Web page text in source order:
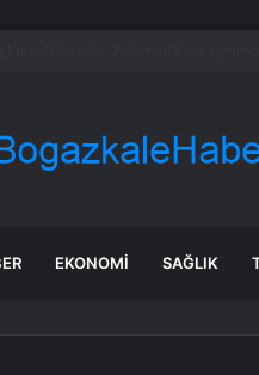
EKONOMI SAĞLIK